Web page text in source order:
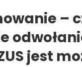
–
jest